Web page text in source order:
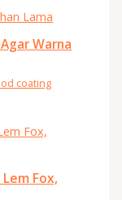
Warna
coating
Fox,